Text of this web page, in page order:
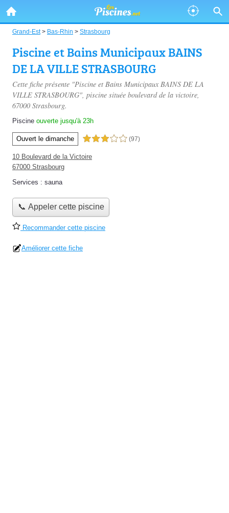
Grand-Est> Bas-Rhin > Strasbourg
Piscine et Bains Municipaux BAINS
DE LA VILLE STRASBOURG
Cette fiche présente "Piscine et Bains Municipaux BAINS DE LA
VILLE STRASBOURG", piscine située boulevard de la victoire,
67000 Strasbourg.
Piscine ouverte jusqu'à 23h
Ouvert le dimanche 3,0 étoiles sur 5 (97)
10 Boulevard de la Victoire
67000 Strasbourg
Services : sauna
📞 Appeler cette piscine
Recommander cette piscine
Améliorer cette fiche